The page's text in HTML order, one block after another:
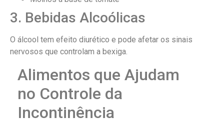
3. Bebidas Alcoólicas
O álcool tem efeito diurético e pode afetar os sinais
nervosos que controlam a bexiga.
Alimentos que Ajudam
no Controle da
Incontinência